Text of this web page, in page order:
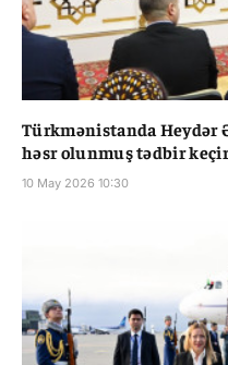
Türkmənistanda
həsr olunmuş tədbir
10 May 2026 10:30